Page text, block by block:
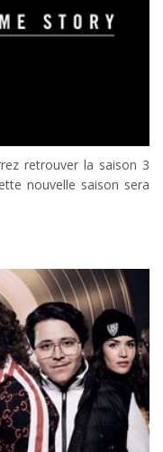
retrouver la saison 3
nouvelle saison sera